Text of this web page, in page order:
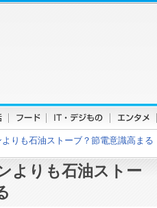
りも石油ストーブ？節電意識高まる
よりも石油ストー